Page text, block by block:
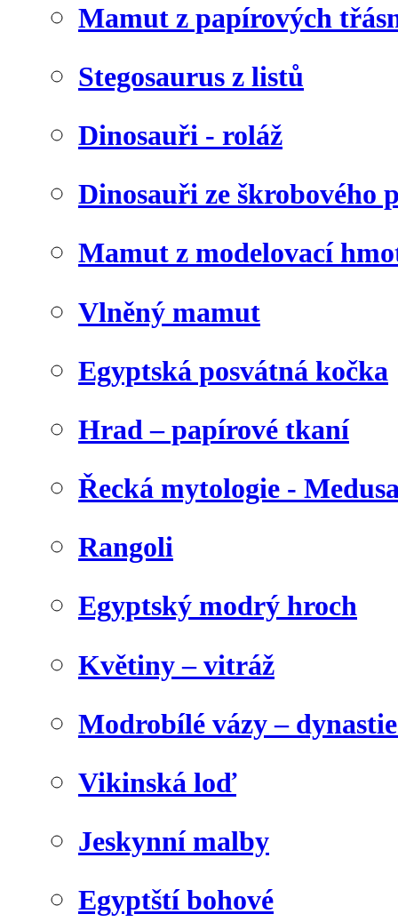
Mamut z papírových
Stegosaurus z listů
Dinosauři - roláž
Dinosauři ze škrobového
Mamut z modelovací
Vlněný mamut
Egyptská posvátná kočka
Hrad – papírové tkaní
Řecká mytologie -
Rangoli
Egyptský modrý hroch
Květiny – vitráž
Modrobílé vázy –
Vikinská loď
Jeskynní malby
Egyptští bohové